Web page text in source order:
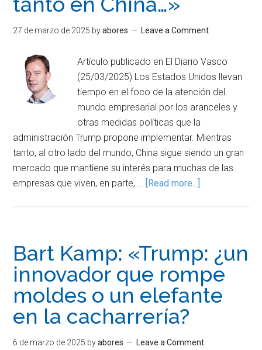
27 de marzo de 2025 byabores Leave a Comment
Artículo publicado en El Diario Vasco
(25/03/2025) Los Estados Unidos llevan
tiempo en el foco de la atención del
mundo empresarial por los aranceles y
otras medidas políticas que la
administración Trump propone implementar. Mientras
tanto, al otro lado del mundo, China sigue siendo un gran
mercado que mantiene su interés para muchas de las
empresas que viven, en parte, … [Read more...]
Bart Kamp: «Trump: ¿un
innovador que rompe
moldes o un elefante
en la cacharrería?
6 de marzo de 2025 byabores Leave a Comment